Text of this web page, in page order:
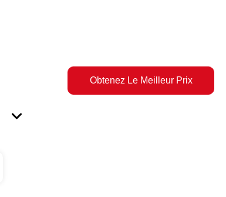
Obtenez Le Meilleur Prix